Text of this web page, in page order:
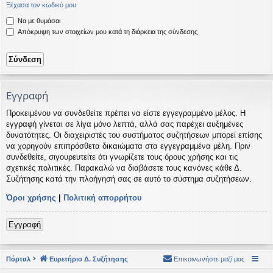
Ξέχασα τον κωδικό μου
Να με θυμάσαι
Απόκρυψη των στοιχείων μου κατά τη διάρκεια της σύνδεσης
Εγγραφή
Προκειμένου να συνδεθείτε πρέπει να είστε εγγεγραμμένο μέλος. Η
εγγραφή γίνεται σε λίγα μόνο λεπτά, αλλά σας παρέχει αυξημένες
δυνατότητες. Οι διαχειριστές του συστήματος συζητήσεων μπορεί επίσης
να χορηγούν επιπρόσθετα δικαιώματα στα εγγεγραμμένα μέλη. Πριν
συνδεθείτε, σιγουρευτείτε ότι γνωρίζετε τους όρους χρήσης και τις
σχετικές πολιτικές. Παρακαλώ να διαβάσετε τους κανόνες κάθε Δ.
Συζήτησης κατά την πλοήγησή σας σε αυτό το σύστημα συζητήσεων.
Όροι χρήσης | Πολιτική απορρήτου
Εγγραφή
Πόρταλ Ευρετήριο Δ. Συζήτησης Επικοινωνήστε μαζί μας